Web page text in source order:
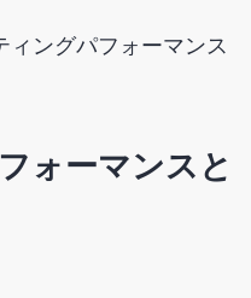
ィングパフォーマンス
ォーマンスと